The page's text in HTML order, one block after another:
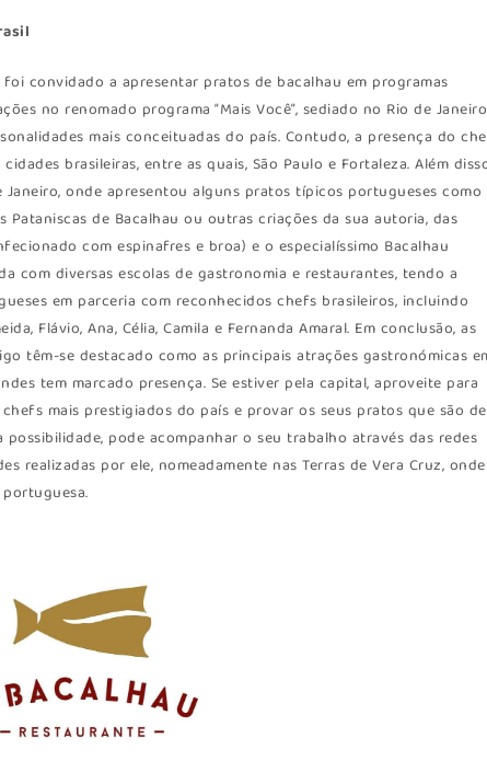
convidado a apresentar pratos de bacalhau em programas
no renomado programa “Mais Você”, sediado no Rio de Janeiro
mais conceituadas do país. Contudo, a presença do
brasileiras, entre as quais, São Paulo e Fortaleza. Além
Janeiro, onde apresentou alguns pratos típicos portugueses
Pataniscas de Bacalhau ou outras criações da sua autoria, das
com espinafres e broa) e o especialíssimo Bacalhau
com diversas escolas de gastronomia e restaurantes, tendo a
em parceria com reconhecidos chefs brasileiros, incluindo
Flávio, Ana, Célia, Camila e Fernanda Amaral. Em conclusão, as
têm-se destacado como as principais atrações gastronómicas
tem marcado presença. Se estiver pela capital, aproveite para
mais prestigiados do país e provar os seus pratos que são de
possibilidade, pode acompanhar o seu trabalho através das redes
realizadas por ele, nomeadamente nas Terras de Vera Cruz, onde